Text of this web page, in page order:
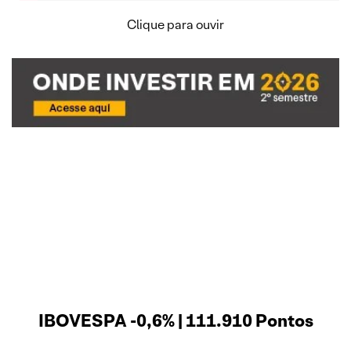
Clique para ouvir
IBOVESPA -0,6% | 111.910 Pontos